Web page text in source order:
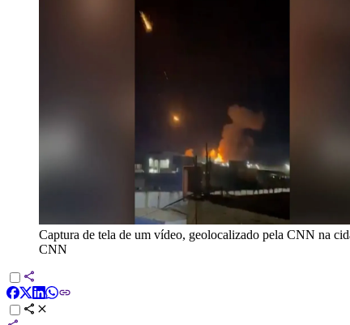
Captura de tela de um vídeo, geolocalizado pela CNN na
CNN